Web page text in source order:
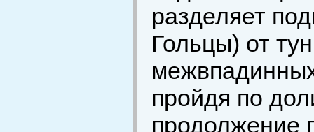
разделяет
Гольцы) от
пройдя по
продолжение